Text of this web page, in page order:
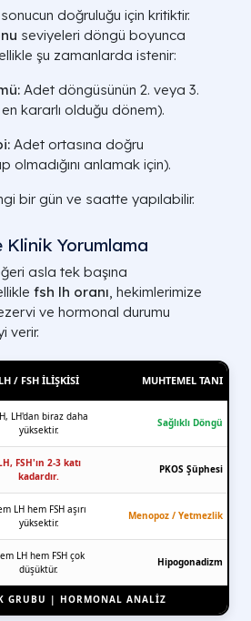
doğruluğu için kritiktir.
seviyeleri döngü boyunca
şu zamanlarda istenir:
Adet döngüsünün 2. veya 3.
kararlı olduğu dönem).
Adet ortasına doğru
olmadığını anlamak için).
bir gün ve saatte yapılabilir.
Klinik Yorumlama
asla tek başına
fsh lh oranı, hekimlerimize
ve hormonal durumu
verir.
LH / FSH İLIŞKISI MUHTEMEL TANI
LH'dan biraz daha
yüksektir.
Sağlıklı Döngü
FSH'ın 2-3 katı
kadardır.
PKOS Şüphesi
LH hem FSH aşırı
yüksektir.
Menopoz / Yetmezlik
LH hem FSH çok
düşüktür.
Hipogonadizm
GRUBU | HORMONAL ANALİZ